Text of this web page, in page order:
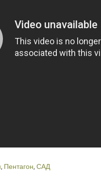
, Пентагон, САД